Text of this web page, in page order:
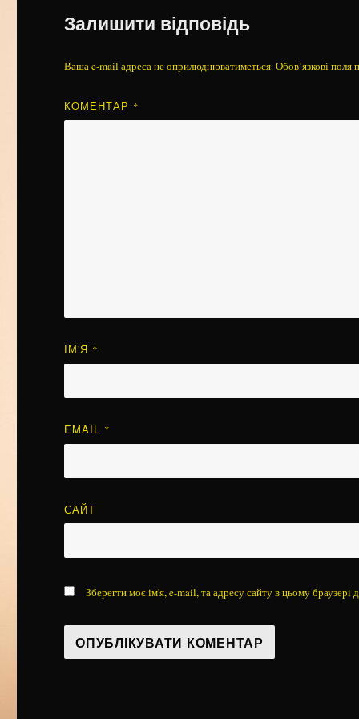
Залишити відповідь
Ваша e-mail адреса не оприлюднюватиметься.Обов’язкові поля
КОМЕНТАР *
ІМ'Я *
EMAIL *
САЙТ
Зберегти моє ім'я, e-mail, та адресу сайту в цьому браузері